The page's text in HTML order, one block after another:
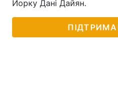
Йорку Дані Дайян.